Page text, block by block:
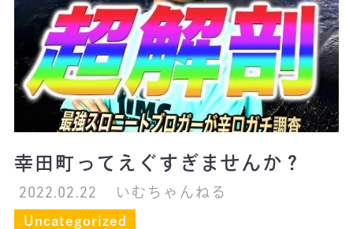
幸田町ってえぐすぎませんか？
2022.02.22
いむちゃんねる
Uncategorized